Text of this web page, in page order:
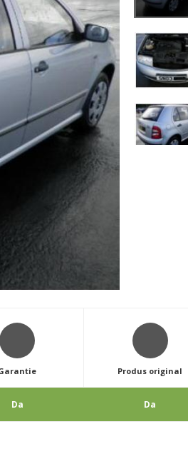
Da
Produs original
Da